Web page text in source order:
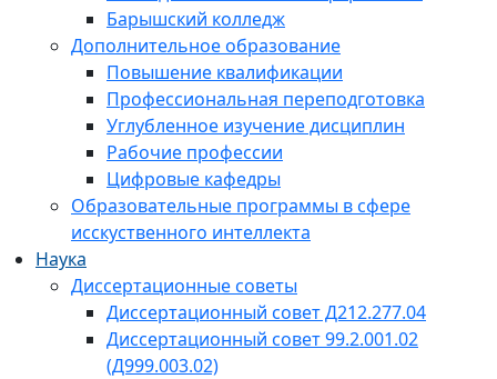
Барышский колледж
Дополнительное образование
Повышение квалификации
Профессиональная переподготовка
Углубленное изучение дисциплин
Рабочие профессии
Цифровые кафедры
Образовательные программы в сфере
исскуственного интеллекта
Наука
Диссертационные советы
Диссертационный совет Д212.277.04
Диссертационный совет 99.2.001.02
(Д999.003.02)